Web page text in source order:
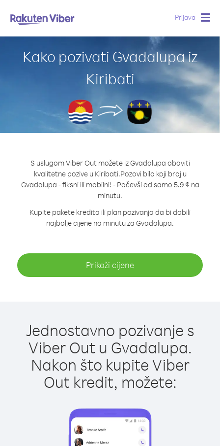
Prijava
Kako pozivati Gvadalupa iz
Kiribati
S uslugom Viber Out možete iz Gvadalupa obaviti
kvalitetne pozive u Kiribati.Pozovi bilo koji broj u
Gvadalupa - fiksni ili mobilni! - Počevši od samo 5.9 ¢ na
minutu.
Kupite pakete kredita ili plan pozivanja da bi dobili
najbolje cijene na minutu za Gvadalupa.
Prikaži cijene
Jednostavno pozivanje s
Viber Out u Gvadalupa.
Nakon što kupite Viber
Out kredit, možete: